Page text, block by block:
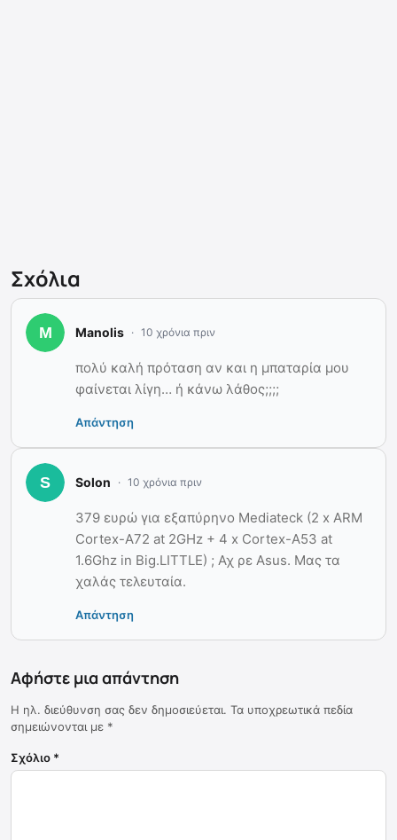
Σχόλια
Manolis 10 χρόνια πριν
πολύ καλή πρόταση αν και η μπαταρία μου
φαίνεται λίγη… ή κάνω λάθος;;;;
Απάντηση
Solon 10 χρόνια πριν
379 ευρώ για εξαπύρηνο Mediateck (2 x ARM
Cortex-A72 at 2GHz + 4 x Cortex-A53 at
1.6Ghz in Big.LITTLE) ; Αχ ρε Asus. Μας τα
χαλάς τελευταία.
Απάντηση
Αφήστε μια απάντηση
Η ηλ. διεύθυνση σας δεν δημοσιεύεται. Τα υποχρεωτικά πεδία
σημειώνονται με *
Σχόλιο *